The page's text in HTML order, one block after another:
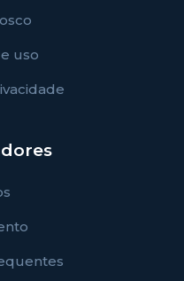
uso